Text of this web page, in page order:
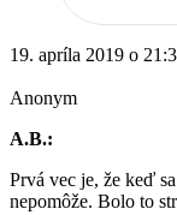
19. apríla 2019 o
Anonym
A.B.:
Prvá vec je, že keď
nepomôže. Bolo to